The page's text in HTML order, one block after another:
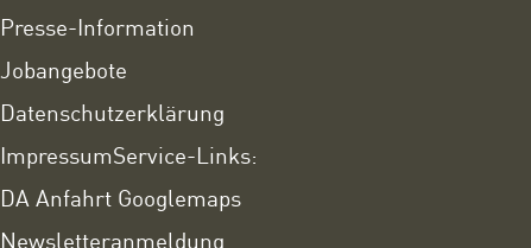
Presse-Information
Jobangebote
Datenschutzerklärung
ImpressumService-Links:
DA Anfahrt Googlemaps
Newsletteranmeldung